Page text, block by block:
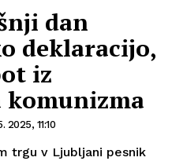
dan
deklaracijo,
iz
komunizma
2025, 11:10
trgu v Ljubljani pesnik